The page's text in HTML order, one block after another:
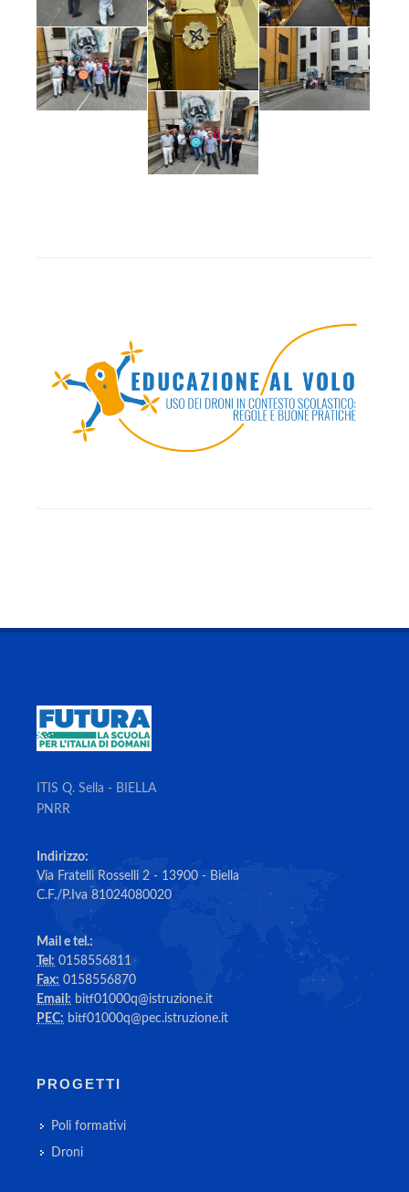
ITIS Q. Sella - BIELLA
PNRR
Indirizzo:
Via Fratelli Rosselli 2 - 13900 - Biella
C.F./P.Iva 81024080020
Mail e tel.:
Tel: 0158556811
Fax: 0158556870
Email: bitf01000q@istruzione.it
PEC: bitf01000q@pec.istruzione.it
PROGETTI
Poli formativi
Droni